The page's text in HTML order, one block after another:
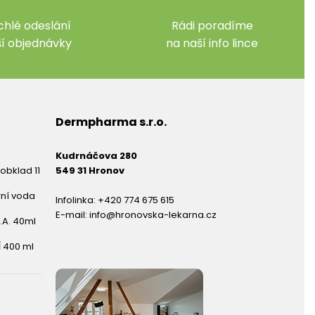
odeslání
objednávky
Rádi poradíme
na naší info lince
11
voda
40ml
400 ml
Dermpharma s.r.o.
Kudrnáčova 280
549 31 Hronov
Infolinka: +420 774 675 615
E-mail: info@hronovska-lekarna.cz